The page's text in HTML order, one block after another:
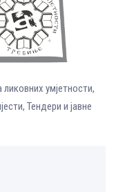
умјетности,
, Тендери и јавне